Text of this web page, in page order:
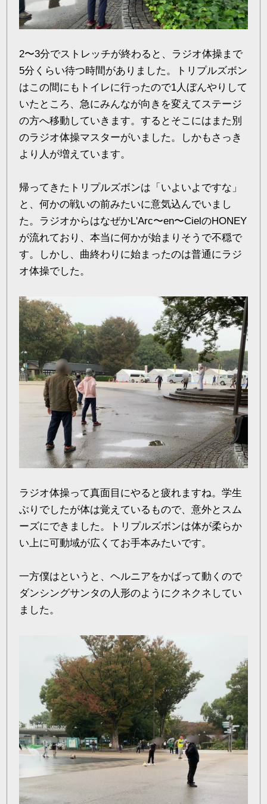
2〜3分でストレッチが終わると、ラジオ体操まで
5分くらい待つ時間がありました。トリプルズボン
はこの間にもトイレに行ったので1人ぼんやりして
いたところ、急にみんなが向きを変えてステージ
の方へ移動していきます。するとそこにはまた別
のラジオ体操マスターがいました。しかもさっき
より人が増えています。
帰ってきたトリプルズボンは「いよいよですな」
と、何かの戦いの前みたいに意気込んでいまし
た。ラジオからはなぜかL'Arc〜en〜CielのHONEY
が流れており、本当に何かが始まりそうで不穏で
す。しかし、曲終わりに始まったのは普通にラジ
オ体操でした。
ラジオ体操って真面目にやると疲れますね。学生
ぶりでしたが体は覚えているもので、意外とスム
ーズにできました。トリプルズボンは体が柔らか
い上に可動域が広くてお手本みたいです。
一方僕はというと、ヘルニアをかばって動くので
ダンシングサンタの人形のようにクネクネしてい
ました。